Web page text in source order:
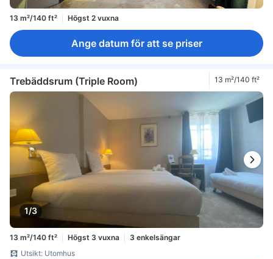
13 m²/140 ft² Högst 2 vuxna
Ange datum för att se priser
Trebäddsrum (Triple Room) 13 m²/140 ft²
1/3
13 m²/140 ft² Högst 3 vuxna
3 enkelsängar
Utsikt: Utomhus